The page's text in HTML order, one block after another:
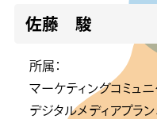
佐藤 駿
所属：
マーケティングコミュ
デジタルメディアプラ